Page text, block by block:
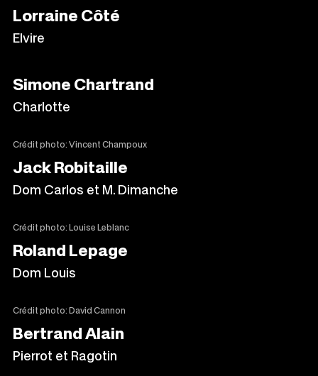
Lorraine Côté
Elvire
Simone Chartrand
Charlotte
Crédit photo: Vincent Champoux
Jack Robitaille
Dom Carlos et M. Dimanche
Crédit photo: Louise Leblanc
Roland Lepage
Dom Louis
Crédit photo: David Cannon
Bertrand Alain
Pierrot et Ragotin